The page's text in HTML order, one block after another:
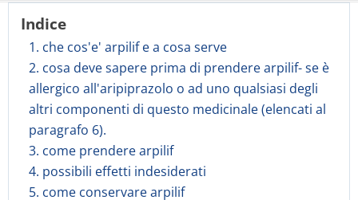
Indice
1. che cos'e' arpilif e a cosa serve
2. cosa deve sapere prima di prendere arpilif- se è
allergico all'aripiprazolo o ad uno qualsiasi degli
altri componenti di questo medicinale (elencati al
paragrafo 6).
3. come prendere arpilif
4. possibili effetti indesiderati
5. come conservare arpilif